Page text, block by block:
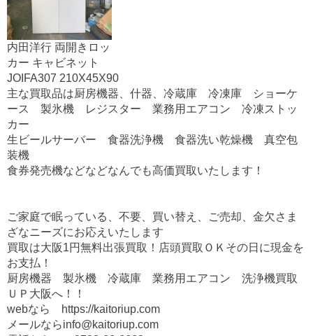
内田洋行 両開きロッ
カー キャビネット
JOIFA307 210X45X90
主な買取品は厨房機器、什器、冷蔵庫 冷凍庫 ショーケ
ース 製氷機 レジスター 業務用エアコン 冷凍ストッ
カー
生ビールサーバー 食器洗浄機 食器洗い乾燥機 真空包
装機
食券発売機などなどなんでも高価買取いたします！
ご家庭で眠っている、不要、買い替え、ご売却、金欠さま
ざなニーズにお応えいたします
買取は大阪1円無料出張買取！店頭買取ＯＫその日に現金を
お支払！
厨房機器 製氷機 冷蔵庫 業務用エアコン 洗浄機買取
ＵＰ大阪へ！！
webなら https://kaitoriup.com
メールならinfo@kaitoriup.com